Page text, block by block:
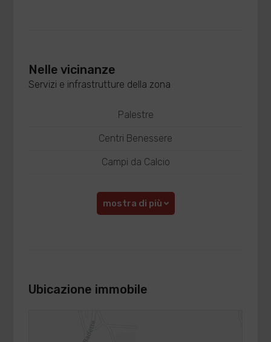
Nelle vicinanze
Servizi e infrastrutture della zona
Palestre
Centri Benessere
Campi da Calcio
mostra di più
Ubicazione immobile